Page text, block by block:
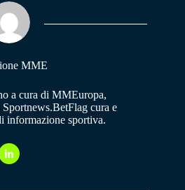
MME
a cura di MMEuropa,
cura e
informazione sportiva.